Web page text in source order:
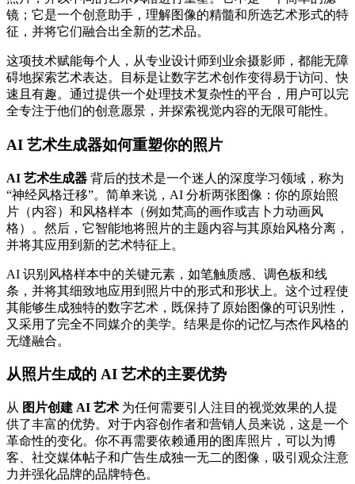
镜；它是一个创意助手，理解图像的精髓和所选艺术形式的特
征，并将它们融合出全新的艺术品。
这项技术赋能每个人，从专业设计师到业余摄影师，都能无障
碍地探索艺术表达。目标是让数字艺术创作变得易于访问、快
速且有趣。通过提供一个处理技术复杂性的平台，用户可以完
全专注于他们的创意愿景，并探索视觉内容的无限可能性。
AI 艺术生成器如何重塑你的照片
AI 艺术生成器 背后的技术是一个迷人的深度学习领域，称为
“神经风格迁移”。简单来说，AI 分析两张图像：你的原始照
片（内容）和风格样本（例如梵高的画作或吉卜力动画风
格）。然后，它智能地将照片的主题内容与其原始风格分离，
并将其应用到新的艺术特征上。
AI 识别风格样本中的关键元素，如笔触质感、调色板和线
条，并将其细致地应用到照片中的形式和形状上。这个过程使
其能够生成独特的数字艺术，既保持了原始图像的可识别性，
又采用了完全不同媒介的美学。结果是你的记忆与杰作风格的
无缝融合。
从照片生成的 AI 艺术的主要优势
从 图片创建 AI 艺术 为任何需要引人注目的视觉效果的人提
供了丰富的优势。对于内容创作者和营销人员来说，这是一个
革命性的变化。你不再需要依赖通用的图库照片，可以为博
客、社交媒体帖子和广告生成独一无二的图像，吸引观众注意
力并强化品牌的品牌特色。